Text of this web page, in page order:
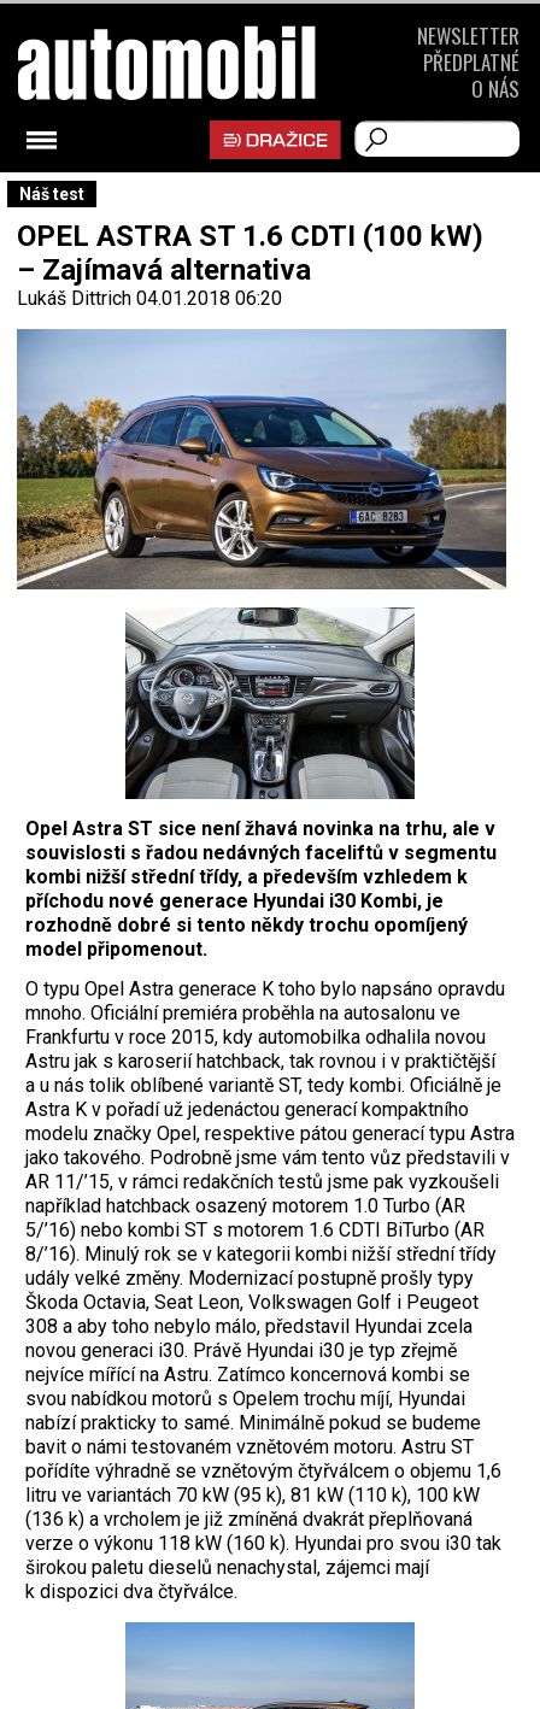
Náš test
OPEL ASTRA ST 1.6 CDTI (100 kW)
– Zajímavá alternativa
Lukáš Dittrich 04.01.2018 06:20
Opel Astra ST sice není žhavá novinka na trhu, ale v
souvislosti s řadou nedávných faceliftů v segmentu
kombi nižší střední třídy, a především vzhledem k
příchodu nové generace Hyundai i30 Kombi, je
rozhodně dobré si tento někdy trochu opomíjený
model připomenout.
O typu Opel Astra generace K toho bylo napsáno opravdu
mnoho. Oficiální premiéra proběhla na autosalonu ve
Frankfurtu v roce 2015, kdy automobilka odhalila novou
Astru jak s karoserií hatchback, tak rovnou i v praktičtější
a u nás tolik oblíbené variantě ST, tedy kombi. Oficiálně je
Astra K v pořadí už jedenáctou generací kompaktního
modelu značky Opel, respektive pátou generací typu Astra
jako takového. Podrobně jsme vám tento vůz představili v
AR 11/’15, v rámci redakčních testů jsme pak vyzkoušeli
například hatchback osazený motorem 1.0 Turbo (AR
5/’16) nebo kombi ST s motorem 1.6 CDTI BiTurbo (AR
8/’16). Minulý rok se v kategorii kombi nižší střední třídy
udály velké změny. Modernizací postupně prošly typy
Škoda Octavia, Seat Leon, Volkswagen Golf i Peugeot
308 a aby toho nebylo málo, představil Hyundai zcela
novou generaci i30. Právě Hyundai i30 je typ zřejmě
nejvíce mířící na Astru. Zatímco koncernová kombi se
svou nabídkou motorů s Opelem trochu míjí, Hyundai
nabízí prakticky to samé. Minimálně pokud se budeme
bavit o námi testovaném vznětovém motoru. Astru ST
pořídíte výhradně se vznětovým čtyřválcem o objemu 1,6
litru ve variantách 70 kW (95 k), 81 kW (110 k), 100 kW
(136 k) a vrcholem je již zmíněná dvakrát přeplňovaná
verze o výkonu 118 kW (160 k). Hyundai pro svou i30 tak
širokou paletu dieselů nenachystal, zájemci mají
k dispozici dva čtyřválce.
NEWSLETTER
PŘEDPLATNÉ
O NÁS